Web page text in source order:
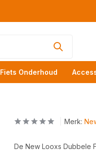
Fiets Onderhoud
Merk:
De New Looxs Dubbele